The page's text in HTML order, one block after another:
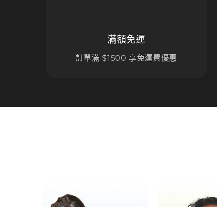
滿額免運
訂單滿 $1500 享免運費優惠